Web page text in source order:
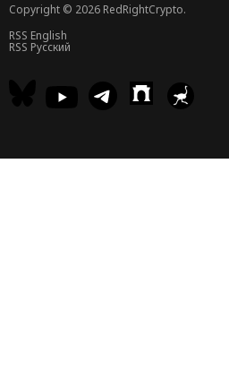
Copyright © 2026 RedRightCrypto.
RSS English
RSS Русский